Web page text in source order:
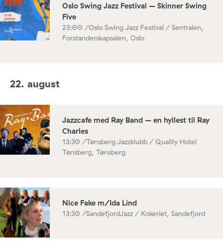
Oslo Swing Jazz Festival – Skinner Swing
Five
23:00 /Oslo Swing Jazz Festival / Sentralen,
Forstanderskapsalen, Oslo
22. august
Jazzcafe med Ray Band – en hyllest til Ray
Charles
13:30 /Tønsberg Jazzklubb / Quality Hotel
Tønsberg, Tønsberg
Nice Fake m/Ida Lind
13:30 /SandefjordJazz / Kokeriet, Sandefjord